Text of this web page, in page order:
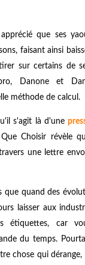
que ses
faisant ainsi
sur certains de
Danone et
méthode de calcul.
s'agit là d'une
Choisir révèle
une lettre
que quand des
laisser aux
étiquettes, car
du temps.
chose qui